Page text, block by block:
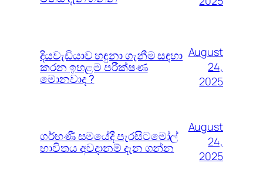
දියවැඩියාව හඳුනා ගැනීම සඳහා
කරන ඉහළම පරීක්ෂණ
මොනවාද ?
August
24,
2025
ගර්භණී සමයේදී පැරසිටමෝල්
භාවිතය අවදානම් දැන ගන්න
August
24,
2025